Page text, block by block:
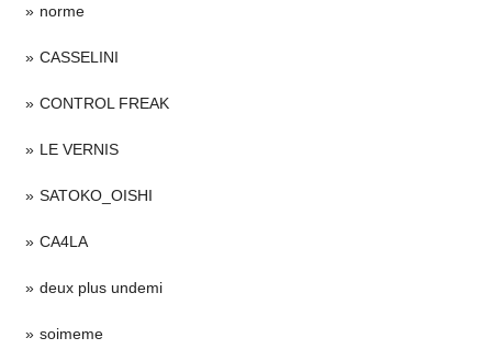
norme
CASSELINI
CONTROL FREAK
LE VERNIS
SATOKO_OISHI
CA4LA
deux plus undemi
soimeme